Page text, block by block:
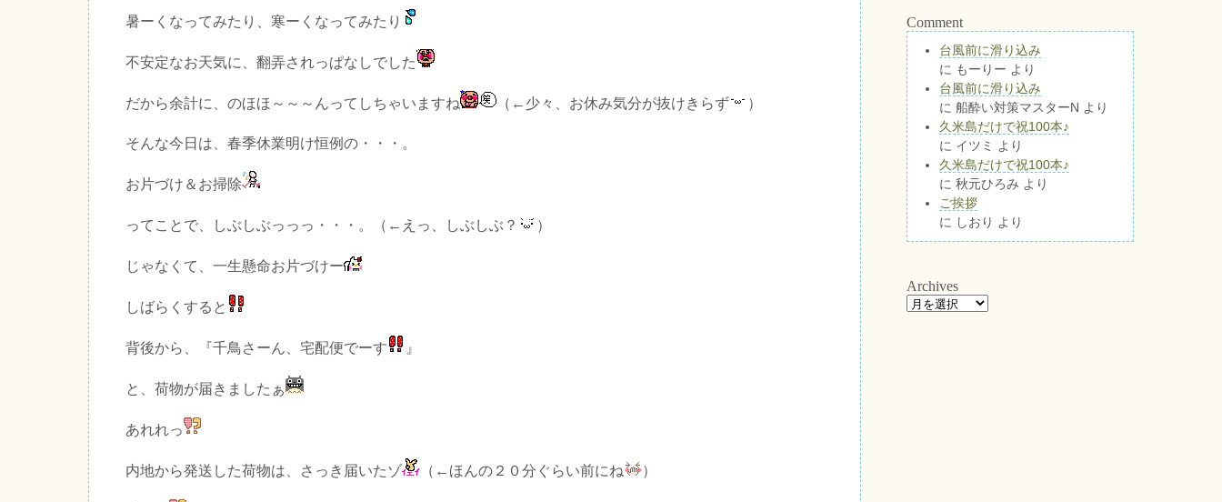
暑ーくなってみたり、寒ーくなってみたり
不安定なお天気に、翻弄されっぱなしでした
だから余計に、のほほ～～～んってしちゃいますね （←少々、お休み気分が抜けきらず ）
そんな今日は、春季休業明け恒例の・・・。
お片づけ＆お掃除
ってことで、しぶしぶっっっ・・・。（←えっ、しぶしぶ？ ）
じゃなくて、一生懸命お片づけー
しばらくすると
背後から、『千鳥さーん、宅配便でーす 』
と、荷物が届きましたぁ
あれれっ
内地から発送した荷物は、さっき届いたゾ （←ほんの２０分ぐらい前にね ）
Comment
台風前に滑り込み
に もーりー より
台風前に滑り込み
に 船酔い対策マスターN より
久米島だけで祝100本♪
に イツミ
より
久米島だけで祝100本♪
に 秋元ひろみ より
ご挨拶
に しおり より
Archives